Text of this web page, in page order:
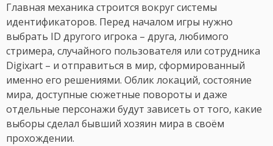
Главная механика строится вокруг системы
идентификаторов. Перед началом игры нужно
выбрать ID другого игрока – друга, любимого
стримера, случайного пользователя или сотрудника
Digixart – и отправиться в мир, сформированный
именно его решениями. Облик локаций, состояние
мира, доступные сюжетные повороты и даже
отдельные персонажи будут зависеть от того, какие
выборы сделал бывший хозяин мира в своём
прохождении.